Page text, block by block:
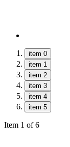
item 0
item 1
item 2
item 3
item 4
item 5
Item 1 of 6